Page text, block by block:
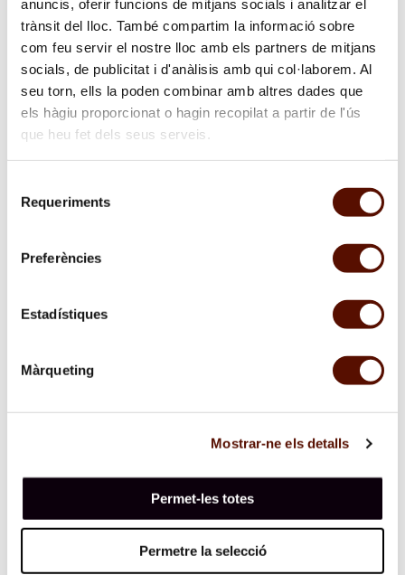
anuncis, oferir funcions de mitjans socials i analitzar el
trànsit del lloc. També compartim la informació sobre
com feu servir el nostre lloc amb els partners de mitjans
socials, de publicitat i d'anàlisis amb qui col·laborem. Al
seu torn, ells la poden combinar amb altres dades que
els hàgiu proporcionat o hagin recopilat a partir de l'ús
que heu fet dels seus serveis.
Requeriments
Preferències
Estadístiques
Màrqueting
Mostrar-ne els detalls
Permet-les totes
Permetre la selecció